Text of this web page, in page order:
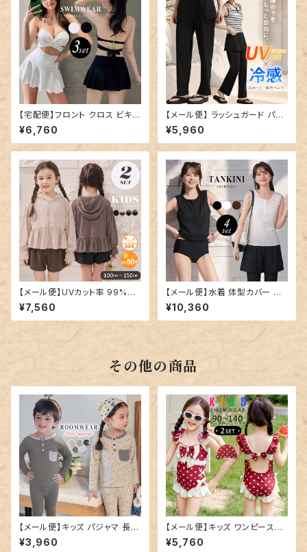
【宅配便】フロント クロス ビキニ
水着 レディース 体型カバー／h
ys3437
¥6,760
【メール便】 ラッシュガード パン
ツ レディース ロング／swimw
ear-b021
¥5,960
【メール便】UVカット率 99%以
上 キッズ 女の子 水着 セパレー
ト ラッシュガード パンツ／rash
guard103
¥7,560
【メール便】水着 体型カバー レ
ディース ヘンリーネック レギン
ス ショートパンツ タンキニ 4点
セット／hys3436
¥10,360
その他の商品
【メール便】キッズ パジャマ 長袖
男の子 女の子／roomwear26
3
¥3,960
【メール便】キッズ ワンピース水
着 レトロガーリー リボン フリル
／kids551
¥5,760